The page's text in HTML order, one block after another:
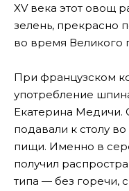
XV века этот овощ
зелень, прекрасно
во время Великого
При французском
употребление
Екатерина Медичи.
подавали к столу
пищи. Именно в
получил
типа — без горечи,